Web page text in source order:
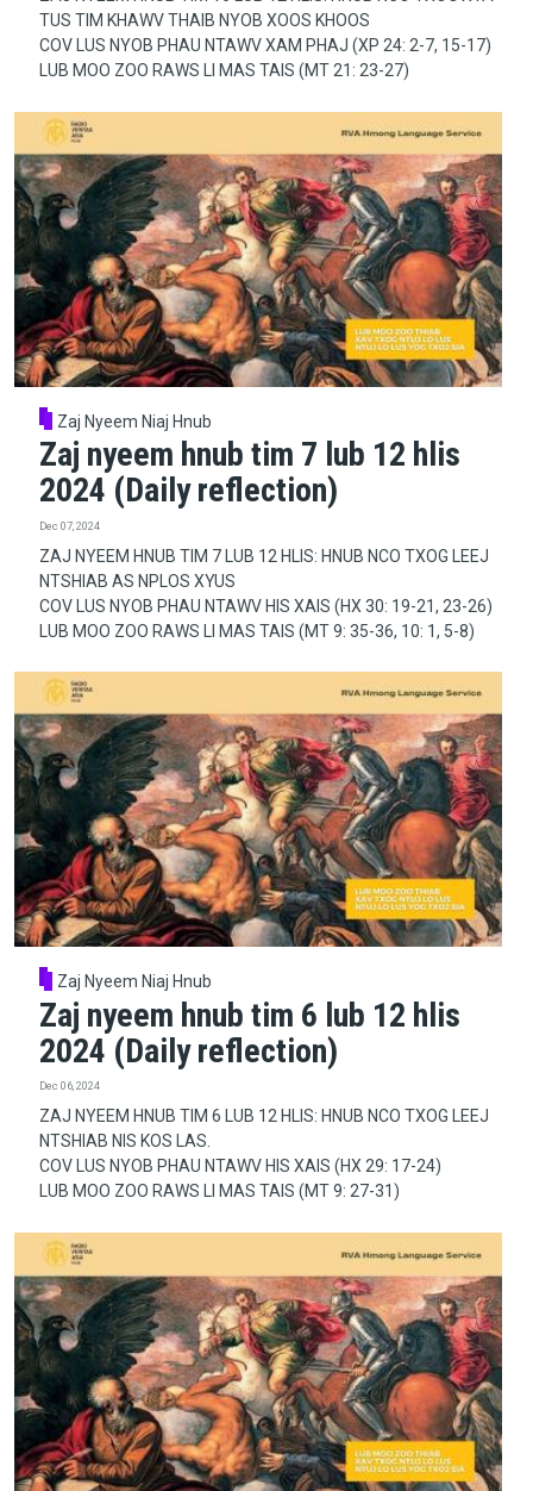
TUS TIM KHAWV THAIB NYOB XOOS KHOOS
COV LUS NYOB PHAU NTAWV XAM PHAJ (XP 24: 2-7, 15-17)
LUB MOO ZOO RAWS LI MAS TAIS (MT 21: 23-27)
Zaj Nyeem Niaj Hnub
Zaj nyeem hnub tim 7 lub 12 hlis
2024 (Daily reflection)
Dec 07, 2024
ZAJ NYEEM HNUB TIM 7 LUB 12 HLIS: HNUB NCO TXOG LEEJ
NTSHIAB AS NPLOS XYUS
COV LUS NYOB PHAU NTAWV HIS XAIS (HX 30: 19-21, 23-26)
LUB MOO ZOO RAWS LI MAS TAIS (MT 9: 35-36, 10: 1, 5-8)
Zaj Nyeem Niaj Hnub
Zaj nyeem hnub tim 6 lub 12 hlis
2024 (Daily reflection)
Dec 06, 2024
ZAJ NYEEM HNUB TIM 6 LUB 12 HLIS: HNUB NCO TXOG LEEJ
NTSHIAB NIS KOS LAS.
COV LUS NYOB PHAU NTAWV HIS XAIS (HX 29: 17-24)
LUB MOO ZOO RAWS LI MAS TAIS (MT 9: 27-31)